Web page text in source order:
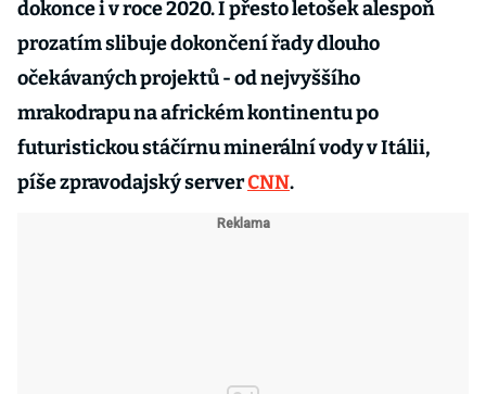
dokonce i v roce 2020. I přesto letošek alespoň
prozatím slibuje dokončení řady dlouho
očekávaných projektů - od nejvyššího
mrakodrapu na africkém kontinentu po
futuristickou stáčírnu minerální vody v Itálii,
píše zpravodajský serverCNN.